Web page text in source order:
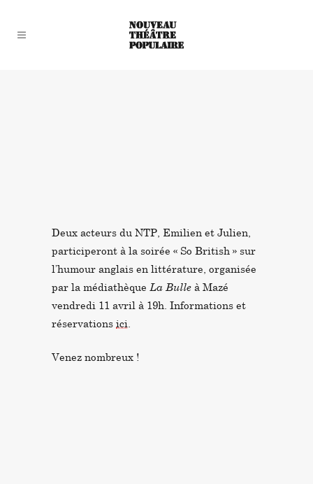
Deux acteurs du NTP, Emilien et Julien,
participeront à la soirée « So British » sur
l’humour anglais en littérature, organisée
par la médiathèque La Bulle à Mazé
vendredi 11 avril à 19h. Informations et
réservations ici
Venez nombreux !